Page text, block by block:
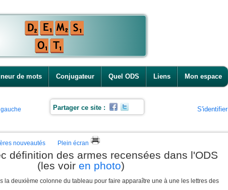
de mots Conjugateur Quel ODS Liens Mon espace
Partager ce site : S'identifier
nouveautés Plein écran
définition des armes recensées dans l'ODS
(les voir en photo)
la deuxième colonne du tableau pour faire apparaître une à une les lettres des